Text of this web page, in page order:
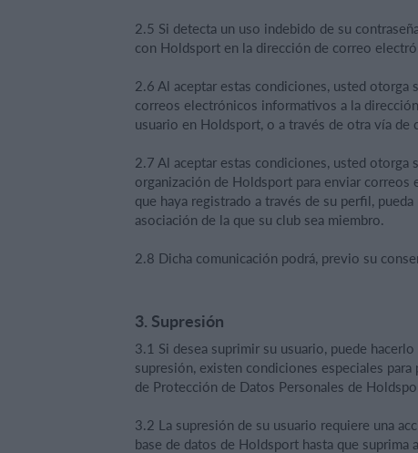
2.5 Si detecta un uso indebido de su
con Holdsport en la dirección de correo
2.6 Al aceptar estas condiciones, usted
correos electrónicos informativos a la
usuario en Holdsport, o a través de otra vía
2.7 Al aceptar estas condiciones, usted
organización de Holdsport para enviar
que haya registrado a través de su perfil,
asociación de la que su club sea miembro.
2.8 Dicha comunicación podrá, previo su
3. Supresión
3.1 Si desea suprimir su usuario, puede
supresión, existen condiciones especiales
de Protección de Datos Personales de
3.2 La supresión de su usuario requiere una
base de datos de Holdsport hasta que suprima